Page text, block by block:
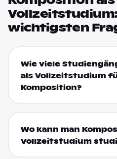
wichtigsten
Wie viele
als Vollzeitstudium
Komposition?
Wo kann man
Vollzeitstudium